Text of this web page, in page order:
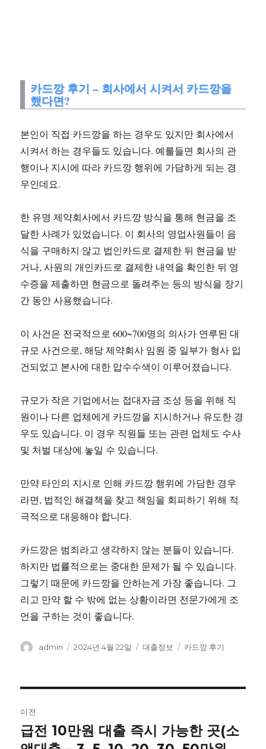
카드깡 후기 – 회사에서 시켜서 카드깡을
했다면?
본인이 직접 카드깡을 하는 경우도 있지만 회사에서
시켜서 하는 경우들도 있습니다. 예를들면 회사의 관
행이나 지시에 따라 카드깡 행위에 가담하게 되는 경
우인데요.
한 유명 제약회사에서 카드깡 방식을 통해 현금을 조
달한 사례가 있었습니다. 이 회사의 영업사원들이 음
식을 구매하지 않고 법인카드로 결제한 뒤 현금을 받
거나, 사원의 개인카드로 결제한 내역을 확인한 뒤 영
수증을 제출하면 현금으로 돌려주는 등의 방식을 장기
간 동안 사용했습니다.
이 사건은 전국적으로 600~700명의 의사가 연루된 대
규모 사건으로, 해당 제약회사 임원 중 일부가 형사 입
건되었고 본사에 대한 압수수색이 이루어졌습니다.
규모가 작은 기업에서는 접대자금 조성 등을 위해 직
원이나 다른 업체에게 카드깡을 지시하거나 유도한 경
우도 있습니다. 이 경우 직원들 또는 관련 업체도 수사
및 처벌 대상에 놓일 수 있습니다.
만약 타인의 지시로 인해 카드깡 행위에 가담한 경우
라면, 법적인 해결책을 찾고 책임을 회피하기 위해 적
극적으로 대응해야 합니다.
카드깡은 범죄라고 생각하지 않는 분들이 있습니다.
하지만 법률적으로는 중대한 문제가 될 수 있습니다.
그렇기 때문에 카드깡을 안하는게 가장 좋습니다. 그
리고 만약 할 수 밖에 없는 상황이라면 전문가에게 조
언을 구하는 것이 좋습니다.
글
admin
작
2024년 4월 22일
카
대출정보
태
카드깡 후기
내
이전
이
전
급전 10만원 대출 즉시 가능한 곳(소